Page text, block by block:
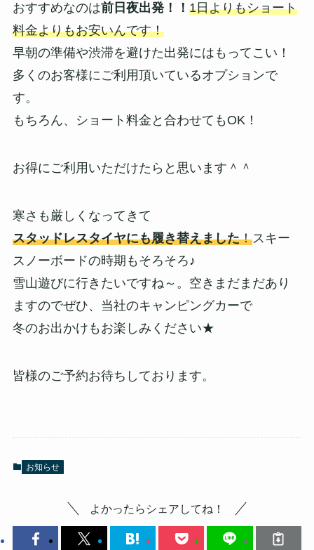
おすすめなのは前日夜出発！！ 1日よりもショート
料金よりもお安いんです！
早朝の準備や渋滞を避けた出発にはもってこい！
多くのお客様にご利用頂いているオプションで
す。
もちろん、ショート料金と合わせてもOK！
お得にご利用いただけたらと思います＾＾
寒さも厳しくなってきて
スタッドレスタイヤにも履き替えました！スキー
スノーボードの時期もそろそろ♪
雪山遊びに行きたいですね～。空きまだまだあり
ますのでぜひ、当社のキャンピングカーで
冬のお出かけもお楽しみください★
皆様のご予約お待ちしております。
お知らせ
よかったらシェアしてね！